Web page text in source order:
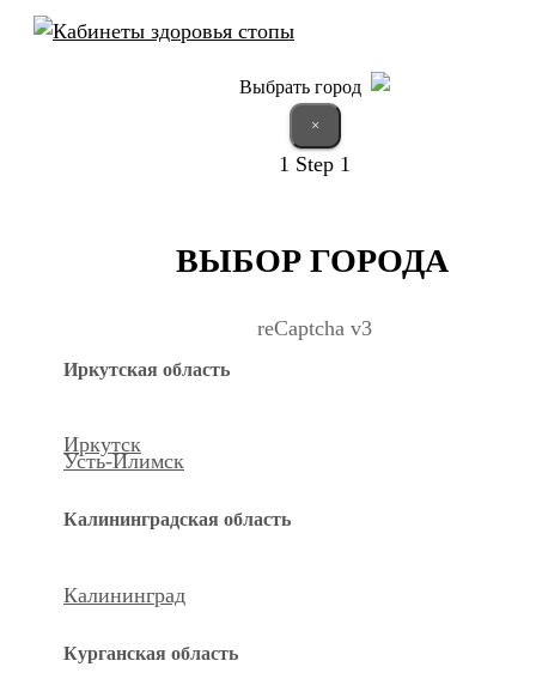
Выбрать город
×
1 Step 1
ВЫБОР ГОРОДА
reCaptcha v3
Иркутская область
Иркутск
Усть-Илимск
Калининградская область
Калининград
Курганская область